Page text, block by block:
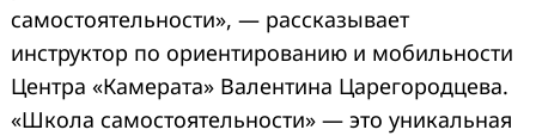
самостоятельности», — рассказывает
инструктор по ориентированию и мобильности
Центра «Камерата» Валентина Царегородцева.
«Школа самостоятельности» — это уникальная